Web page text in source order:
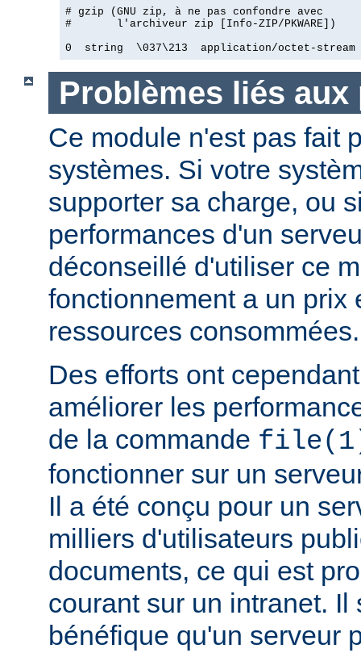
# gzip (GNU zip, à ne pas confondre avec
#       l'archiveur zip [Info-ZIP/PKWARE])
0  string  \037\213  application/octet-stream
Problèmes liés
Ce module n'est pas fait
systèmes. Si votre
supporter sa charge, ou
performances d'un
déconseillé d'utiliser ce
fonctionnement a un prix
ressources consommées.
Des efforts ont
améliorer les
de la commande
fonctionner sur un
Il a été conçu pour un
milliers d'utilisateurs
documents, ce qui est
courant sur un intranet. Il
bénéfique qu'un serveur